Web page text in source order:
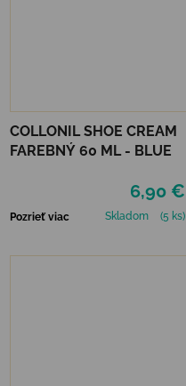
COLLONIL SHOE CREAM
FAREBNÝ 60 ML - BLUE
6,90 €
Pozrieť viac Skladom (5 ks)